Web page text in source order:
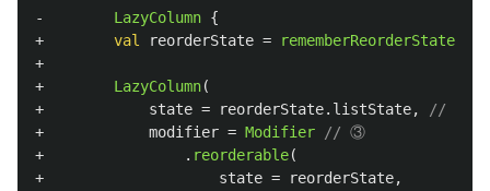
- LazyColumn {
+
val reorderState = rememberReorderState
+
+
LazyColumn(
+
state = reorderState. listState,
// ②
+
modifier = Modifier
// ③
+
. reorderable(
+
state = reorderState,